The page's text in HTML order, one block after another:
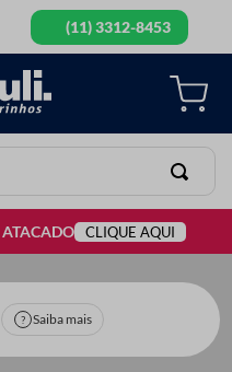
(11) 3312-8453
ATACADO CLIQUE AQUI
Saiba mais